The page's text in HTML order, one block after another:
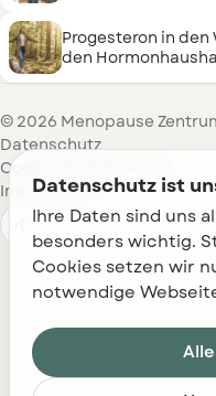
Datenschutz ist
Ihre Daten sind uns
besonders wichtig.
Cookies setzen wir
notwendige
Progesteron in den
den
© 2026 Menopause
Datenschutz
Cookie-Richtlinie (EU)
Impressum